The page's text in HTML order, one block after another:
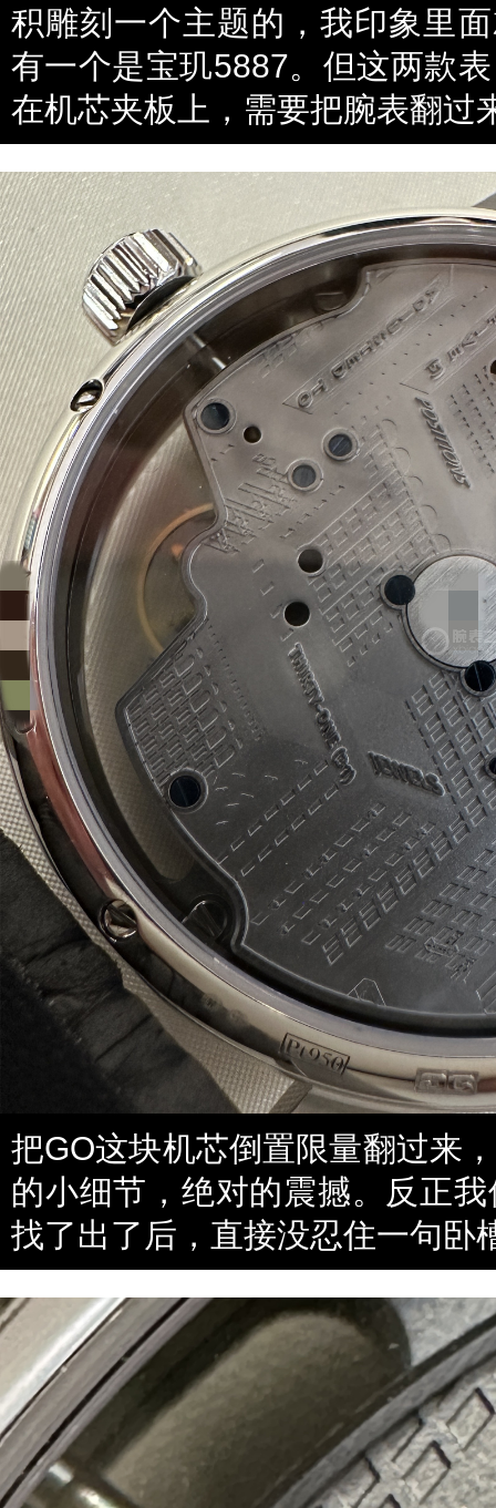
积雕刻一个主题的，我印象里
有一个是宝玑5887。但这两款
在机芯夹板上，需要把腕表翻过
把GO这块机芯倒置限量翻过来
的小细节，绝对的震撼。反正
找了出了后，直接没忍住一句卧